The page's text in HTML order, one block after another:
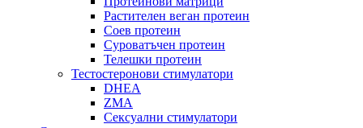
Растителен веган протеин
Соев протеин
Суроватъчен протеин
Телешки протеин
Тестостеронови стимулатори
DHEA
ZMA
Сексуални стимулатори